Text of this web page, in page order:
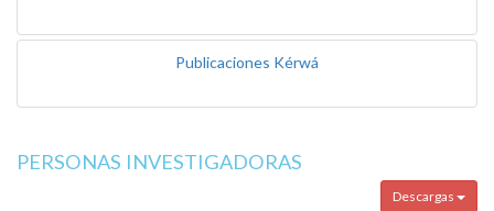
Publicaciones Kérwá
PERSONAS INVESTIGADORAS
Descargas